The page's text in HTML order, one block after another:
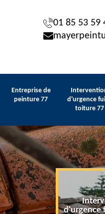
01 85 53 59
Entreprise de
peinture 77
d'urgence
toiture 77
peinture
d'urgence